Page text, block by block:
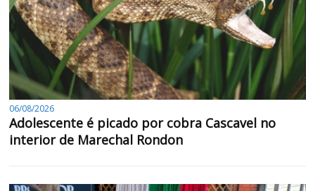
06/08/2026
Adolescente é picado por cobra Cascavel no
interior de Marechal Rondon